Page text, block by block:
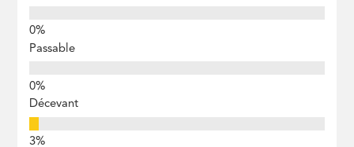
Passable
Décevant